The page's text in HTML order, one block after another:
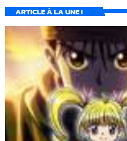
ARTICLE À LA UNE !